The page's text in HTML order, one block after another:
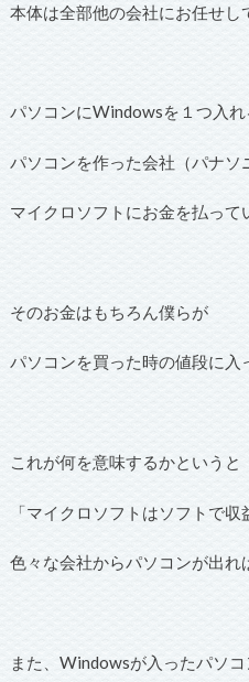
本体は全部他の会社にお任せし
パソコンにWindowsを１つ入れ
パソコンを作った会社（パナソ
マイクロソフトにお金を払って
そのお金はもちろん僕らが
パソコンを買った時の値段に入
これが何を意味するかというと
「マイクロソフトはソフトで
色々な会社からパソコンが出れ
また、Windowsが入ったパソ